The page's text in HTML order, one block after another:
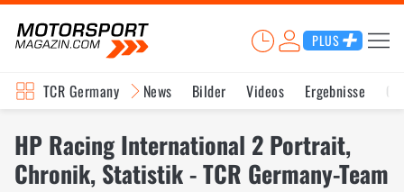
PLUS
TCR Germany News Bilder Videos Ergebnisse
HP Racing International 2 Portrait,
Chronik, Statistik - TCR Germany-Team